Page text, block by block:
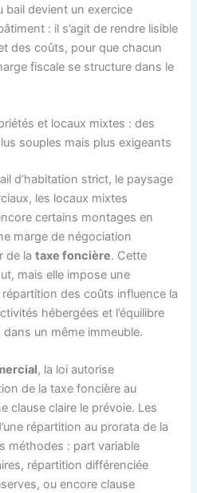
bail devient un exercice
: il s’agit de rendre lisible
des coûts, pour que chacun
fiscale se structure dans le
et locaux mixtes : des
souples mais plus exigeants
d’habitation strict, le paysage
les locaux mixtes
certains montages en
marge de négociation
de lataxe foncière. Cette
mais elle impose une
des coûts influence la
hébergées et l’équilibre
un même immeuble.
, la loi autorise
de la taxe foncière au
clause claire le prévoie. Les
répartition au prorata de la
méthodes : part variable
répartition différenciée
ou encore clause